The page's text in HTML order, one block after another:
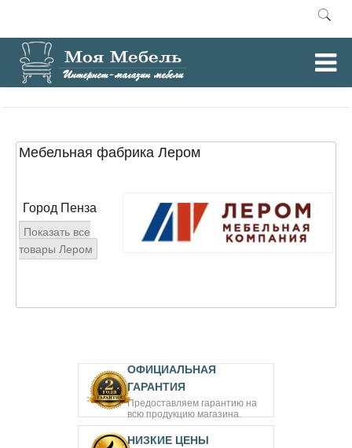
Главная / Производители / Лером
Мебельная фабрика Лером
Город Пенза
Показать все
товары Лером
ОФИЦИАЛЬНАЯ
ГАРАНТИЯ
Предоставляем гарантию на
всю продукцию магазина.
НИЗКИЕ ЦЕНЫ